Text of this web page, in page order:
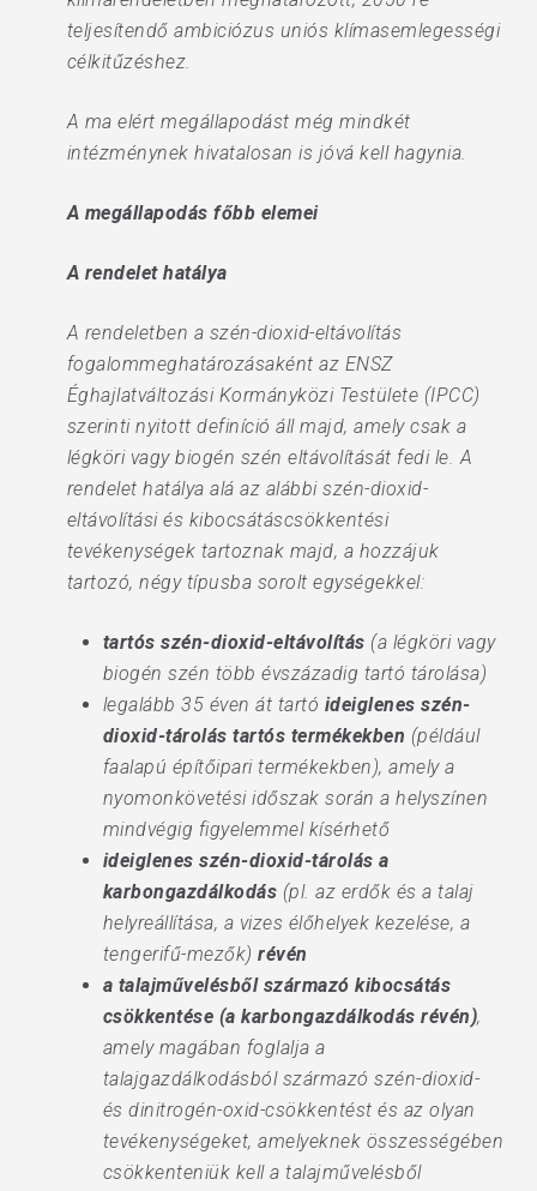
teljesítendő ambiciózus uniós klímasemlegességi
célkitűzéshez.
A ma elért megállapodást még mindkét
intézménynek hivatalosan is jóvá kell hagynia.
A megállapodás főbb elemei
A rendelet hatálya
A rendeletben a szén-dioxid-eltávolítás
fogalommeghatározásaként az ENSZ
Éghajlatváltozási Kormányközi Testülete (IPCC)
szerinti nyitott definíció áll majd, amely csak a
légköri vagy biogén szén eltávolítását fedi le. A
rendelet hatálya alá az alábbi szén-dioxid-
eltávolítási és kibocsátáscsökkentési
tevékenységek tartoznak majd, a hozzájuk
tartozó, négy típusba sorolt egységekkel:
tartós szén-dioxid-eltávolítás (a légköri vagy
biogén szén több évszázadig tartó tárolása)
legalább 35 éven át tartó ideiglenes szén-
dioxid-tárolás tartós termékekben (például
faalapú építőipari termékekben), amely a
nyomonkövetési időszak során a helyszínen
mindvégig figyelemmel kísérhető
ideiglenes szén-dioxid-tárolás a
karbongazdálkodás (pl. az erdők és a talaj
helyreállítása, a vizes élőhelyek kezelése, a
tengerifű-mezők)révén
a talajművelésből származó kibocsátás
csökkentése (a karbongazdálkodás révén),
amely magában foglalja a
talajgazdálkodásból származó szén-dioxid-
és dinitrogén-oxid-csökkentést és az olyan
tevékenységeket, amelyeknek összességében
csökkenteniük kell a talajművelésből